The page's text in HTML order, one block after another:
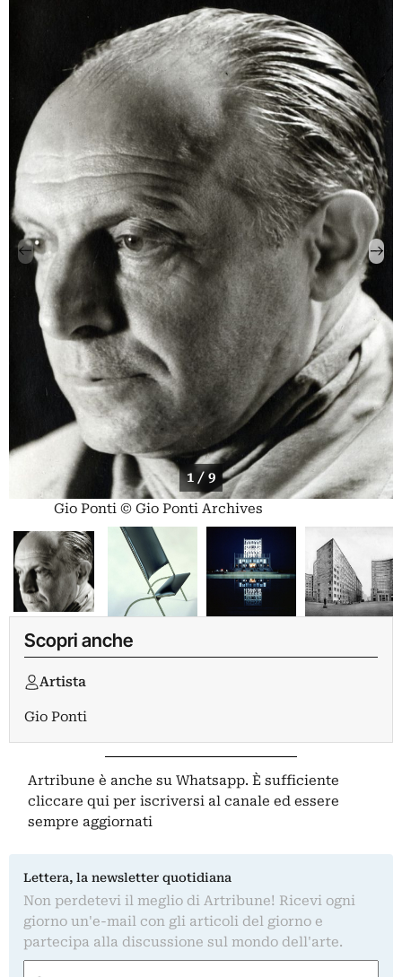
1 / 9
Gio Ponti © Gio Ponti Archives
Scopri anche
Artista
Gio Ponti
Artribune è anche su Whatsapp. È sufficiente
cliccare qui per iscriversi al canale ed essere
sempre aggiornati
Lettera, la newsletter quotidiana
Non perdetevi il meglio di Artribune! Ricevi ogni
giorno un'e-mail con gli articoli del giorno e
partecipa alla discussione sul mondo dell'arte.